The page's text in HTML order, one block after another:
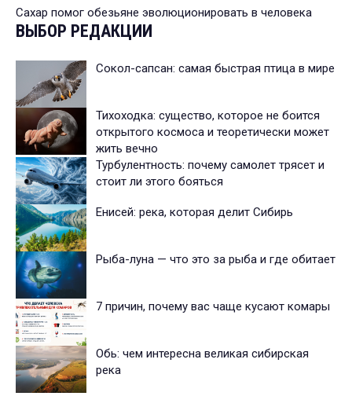
Сахар помог обезьяне эволюционировать в человека
ВЫБОР РЕДАКЦИИ
Сокол-сапсан: самая быстрая птица в мире
Тихоходка: существо, которое не боится
открытого космоса и теоретически может
жить вечно
Турбулентность: почему самолет трясет и
стоит ли этого бояться
Енисей: река, которая делит Сибирь
Рыба-луна — что это за рыба и где обитает
7 причин, почему вас чаще кусают комары
Обь: чем интересна великая сибирская
река